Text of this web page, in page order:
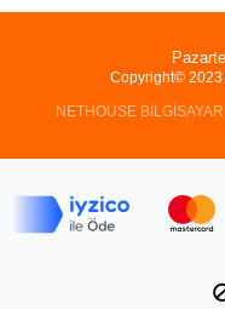
Copyright© 2023
NETHOUSE